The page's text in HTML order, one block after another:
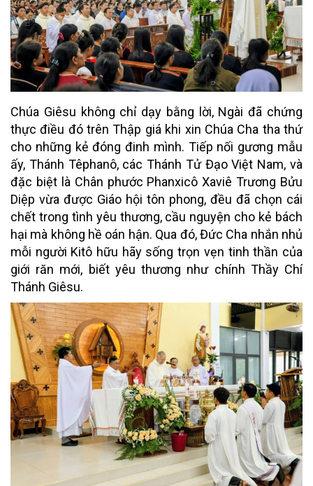
Chúa Giêsu không chỉ dạy bằng lời, Ngài đã chứng
thực điều đó trên Thập giá khi xin Chúa Cha tha thứ
cho những kẻ đóng đinh mình. Tiếp nối gương mẫu
ấy, Thánh Têphanô, các Thánh Tử Đạo Việt Nam, và
đặc biệt là Chân phước Phanxicô Xaviê Trương Bửu
Diệp vừa được Giáo hội tôn phong, đều đã chọn cái
chết trong tình yêu thương, cầu nguyện cho kẻ bách
hại mà không hề oán hận. Qua đó, Đức Cha nhắn nhủ
mỗi người Kitô hữu hãy sống trọn vẹn tinh thần của
giới răn mới, biết yêu thương như chính Thầy Chí
Thánh Giêsu.